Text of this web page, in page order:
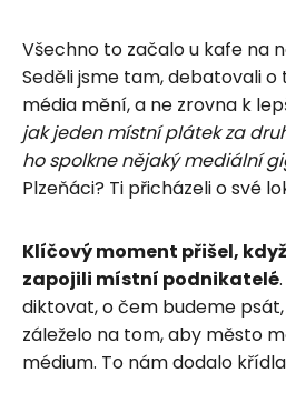
Všechno to začalo u kafe na
Seděli jsme tam, debatovali o
média mění, a ne zrovna k
jak jeden místní plátek za
ho spolkne nějaký mediální
Plzeňáci? Ti přicházeli o své
Klíčový moment přišel,
zapojili místní podnikatelé
diktovat, o čem budeme
záleželo na tom, aby město
médium. To nám dodalo